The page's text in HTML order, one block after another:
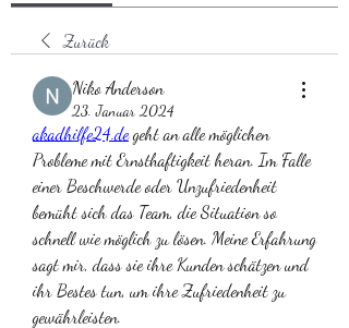
Zurück
Niko Anderson
23. Januar 2024
akadhilfe24.de geht an alle möglichen
Probleme mit Ernsthaftigkeit heran. Im Falle
einer Beschwerde oder Unzufriedenheit
bemüht sich das Team, die Situation so
schnell wie möglich zu lösen. Meine Erfahrung
sagt mir, dass sie ihre Kunden schätzen und
ihr Bestes tun, um ihre Zufriedenheit zu
gewährleisten.